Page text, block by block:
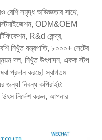
বেশি সমৃদ্ধ অভিজ্ঞতার সাথে,
ODM&OEM
R&d কেন্দ্র,
নিখুঁত যন্ত্রপাতি, ৮০০০+ সেটের
দল, নিখুঁত উৎপাদন, একক স্টপ
প্রদান করছে! স্বাগতম
জন্য! নিবন্ধ কপিরাইট:
উৎস নির্দেশ করুন, আপনার